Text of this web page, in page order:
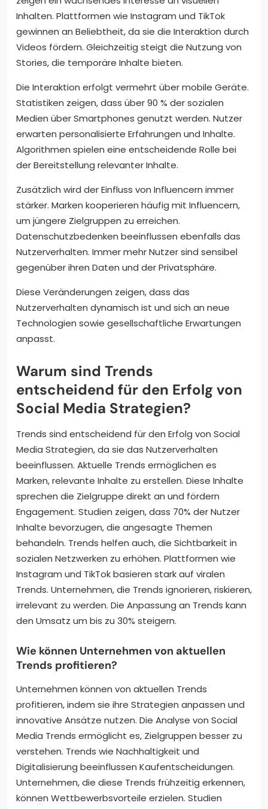
Inhalten. Plattformen wie Instagram und TikTok
gewinnen an Beliebtheit, da sie die Interaktion durch
Videos fördern. Gleichzeitig steigt die Nutzung von
Stories, die temporäre Inhalte bieten.
Die Interaktion erfolgt vermehrt über mobile Geräte.
Statistiken zeigen, dass über 90 % der sozialen
Medien über Smartphones genutzt werden. Nutzer
erwarten personalisierte Erfahrungen und Inhalte.
Algorithmen spielen eine entscheidende Rolle bei
der Bereitstellung relevanter Inhalte.
Zusätzlich wird der Einfluss von Influencern immer
stärker. Marken kooperieren häufig mit Influencern,
um jüngere Zielgruppen zu erreichen.
Datenschutzbedenken beeinflussen ebenfalls das
Nutzerverhalten. Immer mehr Nutzer sind sensibel
gegenüber ihren Daten und der Privatsphäre.
Diese Veränderungen zeigen, dass das
Nutzerverhalten dynamisch ist und sich an neue
Technologien sowie gesellschaftliche Erwartungen
anpasst.
Warum sind Trends
entscheidend für den Erfolg von
Social Media Strategien?
Trends sind entscheidend für den Erfolg von Social
Media Strategien, da sie das Nutzerverhalten
beeinflussen. Aktuelle Trends ermöglichen es
Marken, relevante Inhalte zu erstellen. Diese Inhalte
sprechen die Zielgruppe direkt an und fördern
Engagement. Studien zeigen, dass 70% der Nutzer
Inhalte bevorzugen, die angesagte Themen
behandeln. Trends helfen auch, die Sichtbarkeit in
sozialen Netzwerken zu erhöhen. Plattformen wie
Instagram und TikTok basieren stark auf viralen
Trends. Unternehmen, die Trends ignorieren, riskieren,
irrelevant zu werden. Die Anpassung an Trends kann
den Umsatz um bis zu 30% steigern.
Wie können Unternehmen von aktuellen
Trends profitieren?
Unternehmen können von aktuellen Trends
profitieren, indem sie ihre Strategien anpassen und
innovative Ansätze nutzen. Die Analyse von Social
Media Trends ermöglicht es, Zielgruppen besser zu
verstehen. Trends wie Nachhaltigkeit und
Digitalisierung beeinflussen Kaufentscheidungen.
Unternehmen, die diese Trends frühzeitig erkennen,
können Wettbewerbsvorteile erzielen. Studien